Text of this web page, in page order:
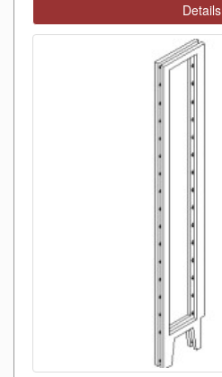
Details